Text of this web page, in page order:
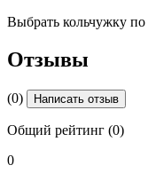
Выбрать кольчужку по
Отзывы
(0) Написать отзыв
Общий рейтинг (0)
0